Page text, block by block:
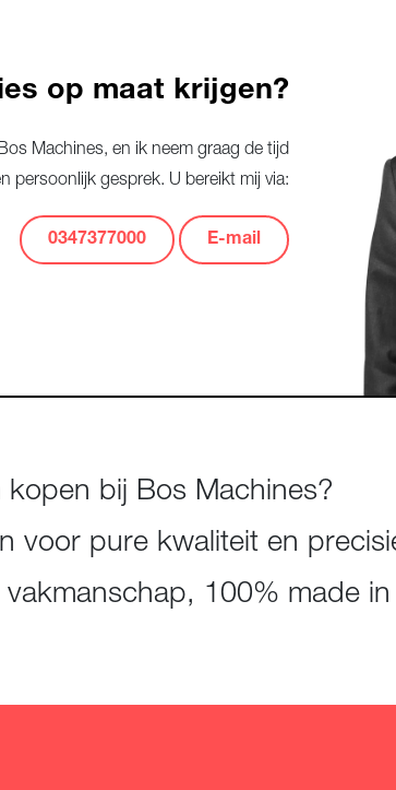
op maat krijgen?
Machines, en ik neem graag de tijd
persoonlijk gesprek. U bereikt mij via:
0347377000 E-mail
kopen bij Bos Machines?
voor pure kwaliteit en
100% made